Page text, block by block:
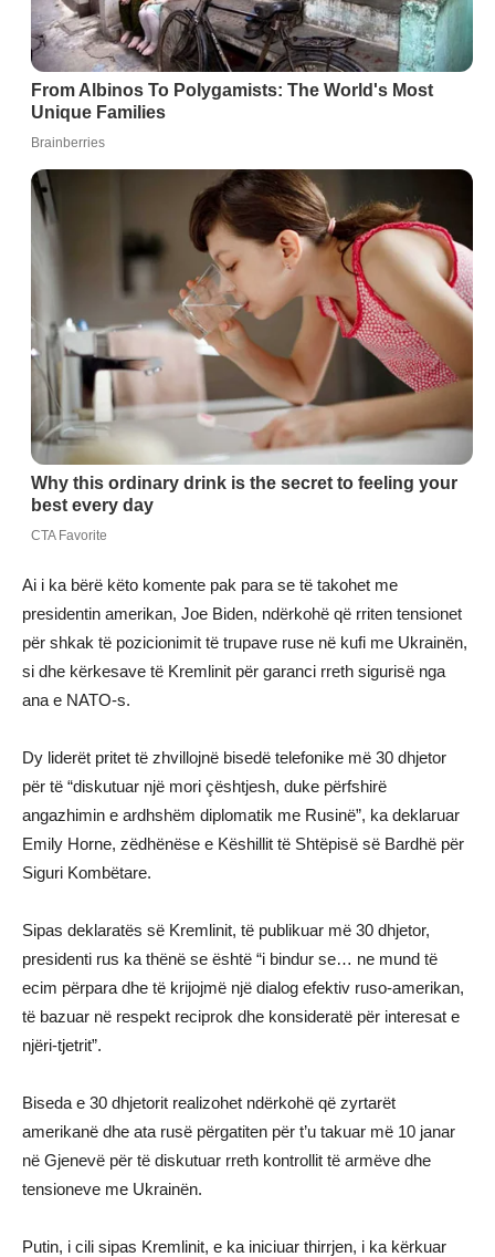
Ai i ka bërë këto komente pak para se të takohet me
presidentin amerikan, Joe Biden, ndërkohë që rriten tensionet
për shkak të pozicionimit të trupave ruse në kufi me Ukrainën,
si dhe kërkesave të Kremlinit për garanci rreth sigurisë nga
ana e NATO-s.
Dy liderët pritet të zhvillojnë bisedë telefonike më 30 dhjetor
për të “diskutuar një mori çështjesh, duke përfshirë
angazhimin e ardhshëm diplomatik me Rusinë”, ka deklaruar
Emily Horne, zëdhënëse e Këshillit të Shtëpisë së Bardhë për
Siguri Kombëtare.
Sipas deklaratës së Kremlinit, të publikuar më 30 dhjetor,
presidenti rus ka thënë se është “i bindur se… ne mund të
ecim përpara dhe të krijojmë një dialog efektiv ruso-amerikan,
të bazuar në respekt reciprok dhe konsideratë për interesat e
njëri-tjetrit”.
Biseda e 30 dhjetorit realizohet ndërkohë që zyrtarët
amerikanë dhe ata rusë përgatiten për t’u takuar më 10 janar
në Gjenevë për të diskutuar rreth kontrollit të armëve dhe
tensioneve me Ukrainën.
Putin, i cili sipas Kremlinit, e ka iniciuar thirrjen, i ka kërkuar